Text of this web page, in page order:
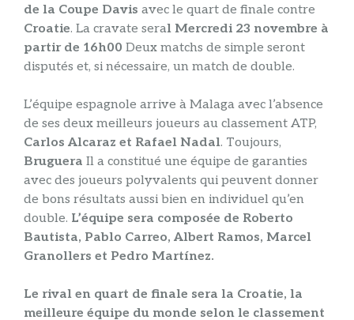
de la Coupe Davis avec le quart de finale contre
Croatie. La cravate seral Mercredi 23 novembre à
partir de 16h00 Deux matchs de simple seront
disputés et, si nécessaire, un match de double.
L’équipe espagnole arrive à Malaga avec l’absence
de ses deux meilleurs joueurs au classement ATP,
Carlos Alcaraz et Rafael Nadal. Toujours,
Bruguera Il a constitué une équipe de garanties
avec des joueurs polyvalents qui peuvent donner
de bons résultats aussi bien en individuel qu’en
double. L’équipe sera composée de Roberto
Bautista, Pablo Carreo, Albert Ramos, Marcel
Granollers et Pedro Martínez.
Le rival en quart de finale sera la Croatie, la
meilleure équipe du monde selon le classement